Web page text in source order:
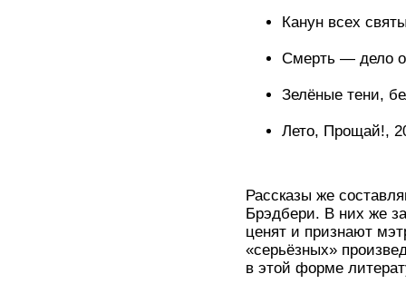
Канун всех
Смерть — дело
Зелёные тени,
Лето, Прощай!,
Рассказы же
Брэдбери. В них же
ценят и признают
«серьёзных»
в этой форме